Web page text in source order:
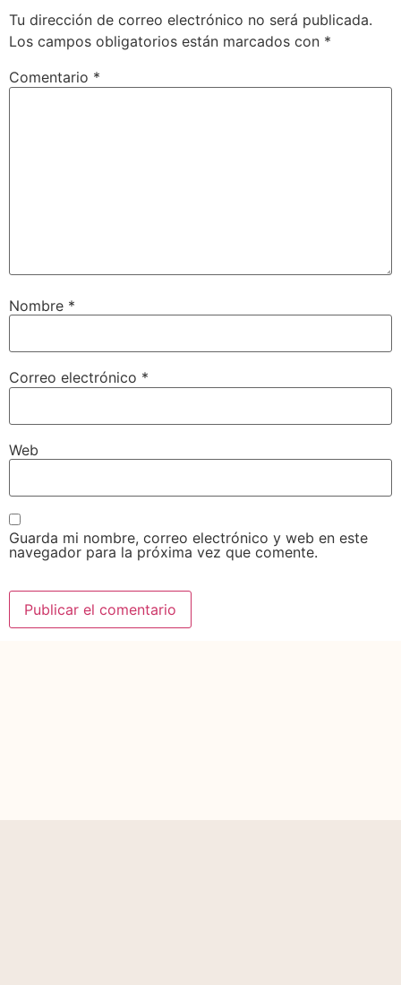
Tu dirección de correo electrónico no será publicada.
Los campos obligatorios están marcados con *
Comentario *
Nombre *
Correo electrónico *
Web
Guarda mi nombre, correo electrónico y web en este
navegador para la próxima vez que comente.